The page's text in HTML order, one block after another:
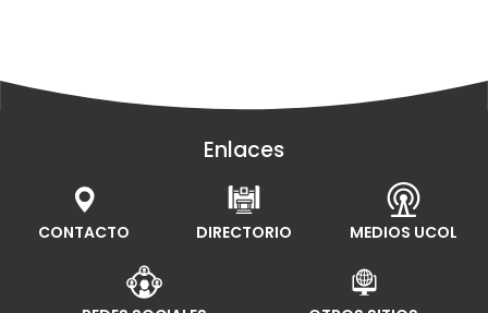
Enlaces
CONTACTO DIRECTORIO MEDIOS UCOL